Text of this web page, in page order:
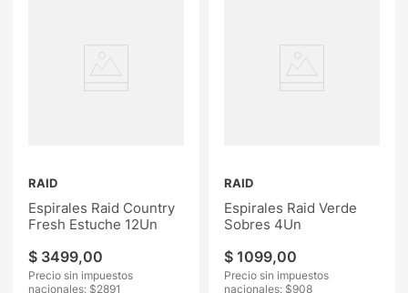
RAID
Espirales Raid Country
Fresh Estuche 12Un
$ 3499,00
Precio sin impuestos
nacionales: $2891
RAID
Espirales Raid Verde
Sobres 4Un
$ 1099,00
Precio sin impuestos
nacionales: $908